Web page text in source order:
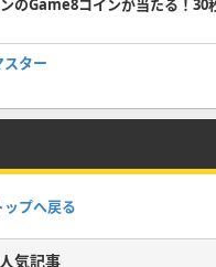
のGame8コインが当たる！30
スター
プへ戻る
気記事